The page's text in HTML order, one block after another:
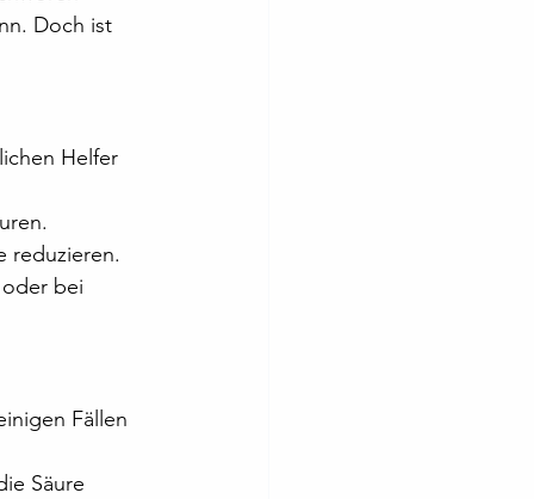
Doch ist
Helfer
reduzieren.
bei
Fällen
Säure